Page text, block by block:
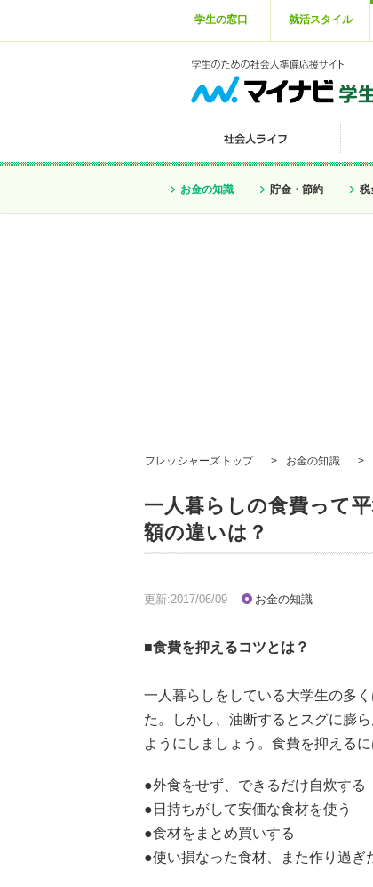
学生の窓口 就活スタイル
お金の知識 貯金・節約 税
フレッシャーズトップ > お金の知識 >
一人暮らしの食費って
額の違いは？
更新:2017/06/09 お金の知識
■食費を抑えるコツとは？
一人暮らしをしている大学生の多
た。しかし、油断するとスグに膨
ようにしましょう。食費を抑える
●外食をせず、できるだけ自炊する
●日持ちがして安価な食材を使う
●食材をまとめ買いする
●使い損なった食材、また作り過ぎ